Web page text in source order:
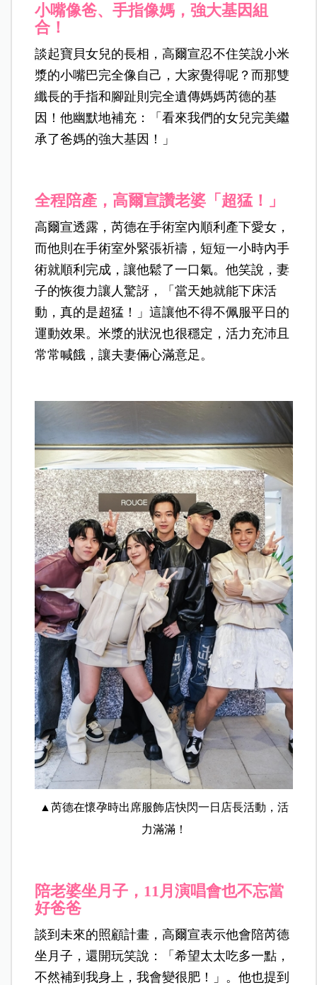
小嘴像爸、手指像媽，強大基因組
合！
談起寶貝女兒的長相，高爾宣忍不住笑說小米
漿的小嘴巴完全像自己，大家覺得呢？而那雙
纖長的手指和腳趾則完全遺傳媽媽芮德的基
因！他幽默地補充：「看來我們的女兒完美繼
承了爸媽的強大基因！」
全程陪產，高爾宣讚老婆「超猛！」
高爾宣透露，芮德在手術室內順利產下愛女，
而他則在手術室外緊張祈禱，短短一小時內手
術就順利完成，讓他鬆了一口氣。他笑說，妻
子的恢復力讓人驚訝，「當天她就能下床活
動，真的是超猛！」這讓他不得不佩服平日的
運動效果。米漿的狀況也很穩定，活力充沛且
常常喊餓，讓夫妻倆心滿意足。
▲芮德在懷孕時出席服飾店快閃一日店長活動，活
力滿滿！
陪老婆坐月子，11月演唱會也不忘當
好爸爸
談到未來的照顧計畫，高爾宣表示他會陪芮德
坐月子，還開玩笑說：「希望太太吃多一點，
不然補到我身上，我會變很肥！」。他也提到